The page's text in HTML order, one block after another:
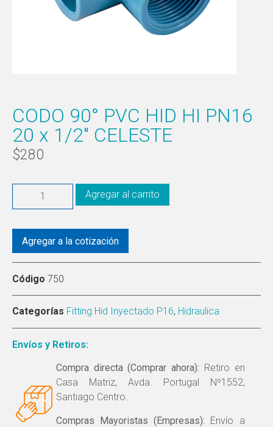
CODO 90° PVC HID HI PN16
20 x 1/2″ CELESTE
$280
Agregar al carrito
Agregar a la cotización
Código 750
Categorías Fitting Hid Inyectado P16, Hidraulica
Envíos y Retiros:
Compra directa (Comprar ahora): Retiro en
Casa Matriz, Avda. Portugal Nº1552,
Santiago Centro.
Compras Mayoristas (Empresas): Envío a